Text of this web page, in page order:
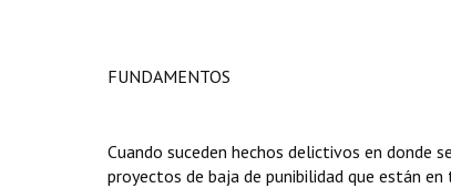
FUNDAMENTOS
Cuando suceden hechos delictivos en donde
proyectos de baja de punibilidad que están